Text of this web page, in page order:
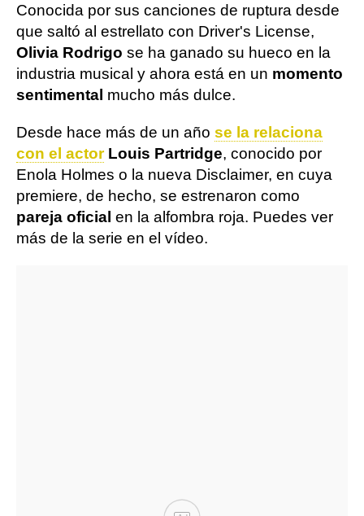
Conocida por sus canciones de ruptura desde
que saltó al estrellato con Driver's License,
Olivia Rodrigo se ha ganado su hueco en la
industria musical y ahora está en un momento
sentimental mucho más dulce.
Desde hace más de un año se la relaciona
con el actorLouis Partridge, conocido por
Enola Holmes o la nueva Disclaimer, en cuya
premiere, de hecho, se estrenaron como
pareja oficial en la alfombra roja. Puedes ver
más de la serie en el vídeo.